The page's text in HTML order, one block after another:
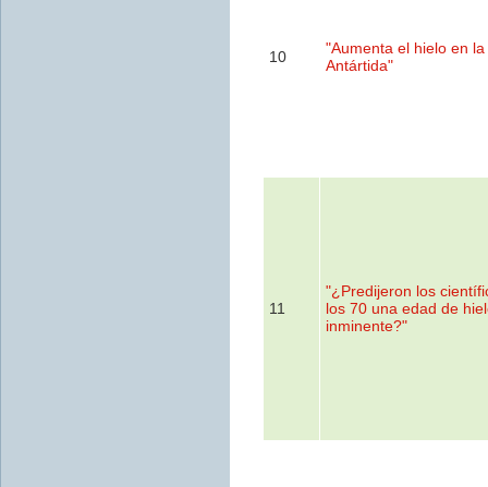
10
"Aumenta el hielo en la
Antártida"
11
"¿Predijeron los
los 70 una edad de
inminente?"